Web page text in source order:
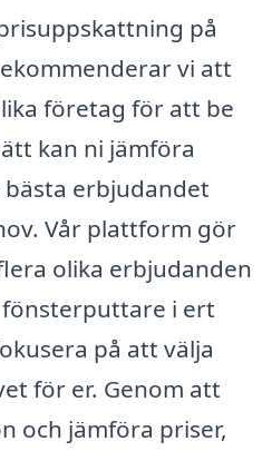
på
vi att
företag för att be
kan ni jämföra
erbjudandet
Vår plattform gör
olika erbjudanden
i ert
på att välja
för er. Genom att
och jämföra priser,